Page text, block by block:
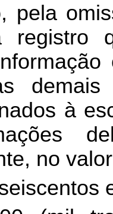
pela
registro
à
no